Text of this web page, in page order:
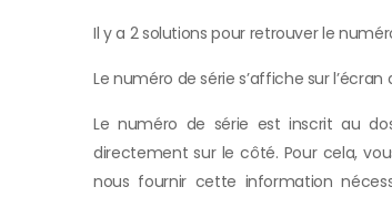
Il y a 2 solutions pour retrouver le
Le numéro de série s’affiche sur l’écran
Le numéro de série est inscrit au
directement sur le côté. Pour cela,
nous fournir cette information